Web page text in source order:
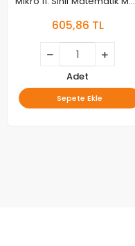
605,86 TL
Adet
Sepete Ekle